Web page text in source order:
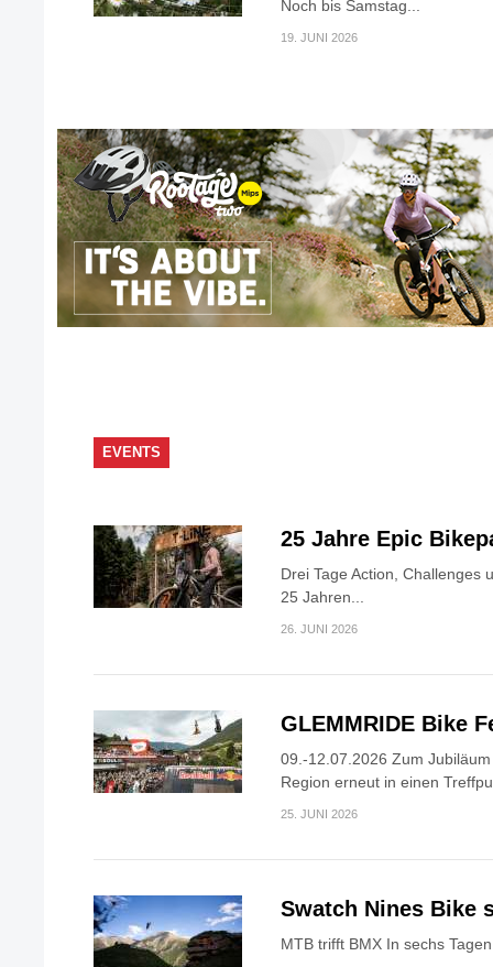
Noch bis Samstag...
19. JUNI 2026
EVENTS
25 Jahre Epic
Drei Tage Action, Challenges
25 Jahren...
26. JUNI 2026
GLEMMRIDE Bike
09.-12.07.2026 Zum
Region erneut in einen
25. JUNI 2026
Swatch Nines Bike
MTB trifft BMX In sechs